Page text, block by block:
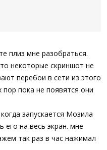
плиз мне разобраться.
некоторые скриншот не
перебои в сети из этого
пока не появятся они
запускается Мозила
его на весь экран. мне
так раз в час нажимал